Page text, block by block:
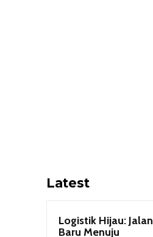
Latest
Logistik Hijau: Jalan
Baru Menuju